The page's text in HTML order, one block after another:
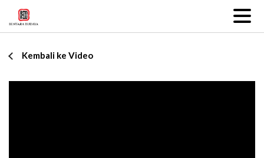
Kembali ke Video